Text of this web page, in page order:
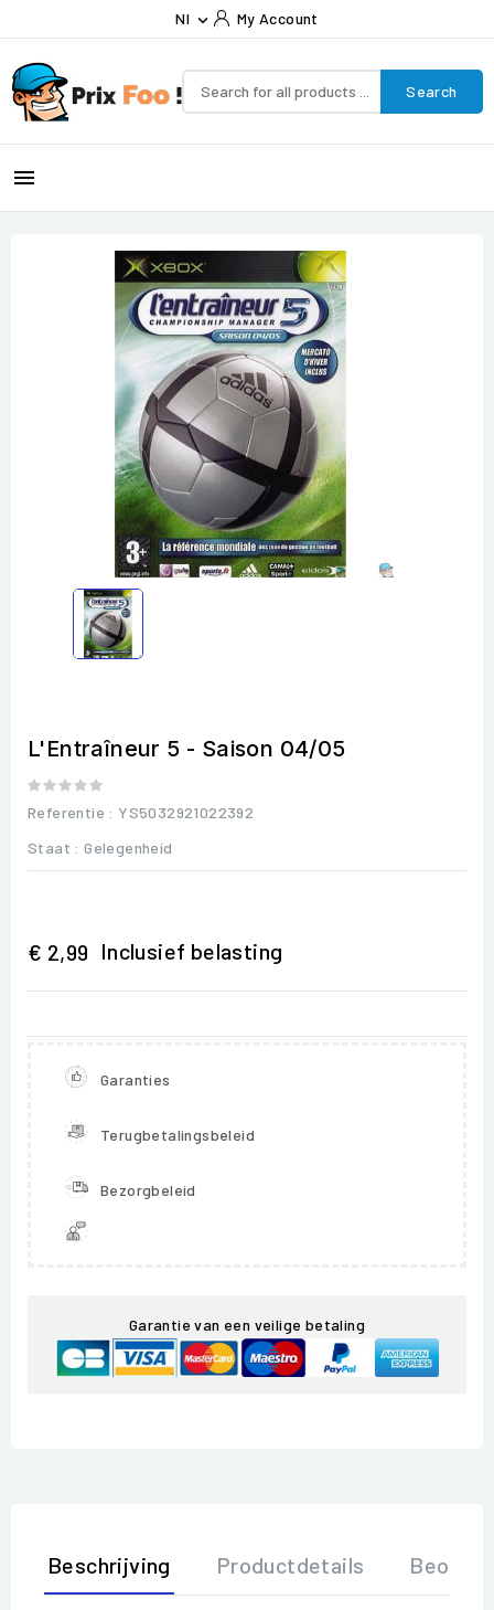
Nl  My Account
Search

L'Entraîneur 5 - Saison 04/05
Referentie : YS5032921022392
Staat : Gelegenheid
€ 2,99 Inclusief belasting
Garanties
Terugbetalingsbeleid
Bezorgbeleid
Garantie van een veilige betaling
Beschrijving Productdetails